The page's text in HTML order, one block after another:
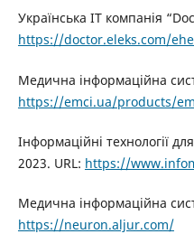
Українська ІТ компанія
https://doctor.eleks.com/
Медична інформаційна
https://emci.ua/products/
Інформаційні технології
2023. URL: https://
Медична інформаційна
https://neuron.aljur.com/